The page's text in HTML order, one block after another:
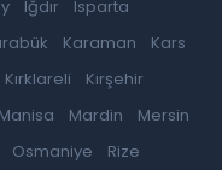
Iğdır
Isparta
Karaman
Kars
Kırklareli
Kırşehir
Manisa Mardin
Mersin
Osmaniye
Rize